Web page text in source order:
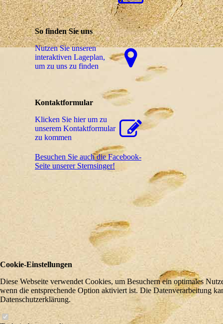
So finden Sie uns
Nutzen Sie unseren
interaktiven La­ge­plan,
um zu uns zu finden
Kontaktformular
Klicken Sie hier um zu
unserem Kon­takt­for­mu­lar
zu kommen
Besuchen Sie auch die Facebook-
Seite unserer Sternsinger!
Cookie-Einstellungen
Diese Webseite verwendet Cookies, um Besuchern ein optimales
wenn die entsprechende Option aktiviert ist. Die Datenverarbeitung
Datenschutzerklärung.